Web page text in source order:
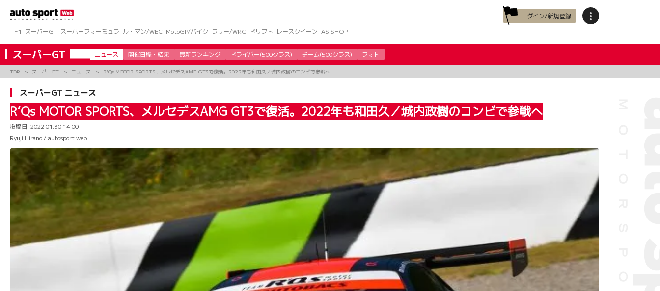
ツ
へ
ス
キ
ッ
ログイン/新規登録
F1
スーパーGT スーパーフォーミュラ ル・マン/WEC MotoGP/バイク ラリー/WRC ドリフト レースクイーン AS SHOP
スーパーGT ニュース 開催日程・結果 最新ランキング ドライバー(500クラス) チーム(500クラス) フォト
TOP スーパーGT ニュース R’Qs MOTOR SPORTS、メルセデスAMG GT3で復活。2022年も和田久／城内政樹のコンビで参戦へ
スーパーGT ニュース
R’Qs MOTOR SPORTS、メルセデスAMG GT3で復活。2022年も和田久／城内政樹のコンビで参戦へ
投稿日: 2022.01.30 14:00
Ryuji Hirano / autosport web